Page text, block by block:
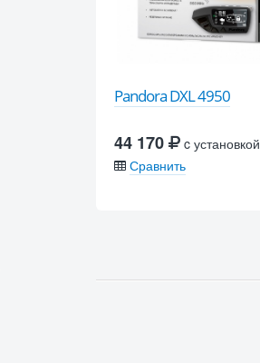
Pandora DXL 4950
44 170
c установкой
Сравнить